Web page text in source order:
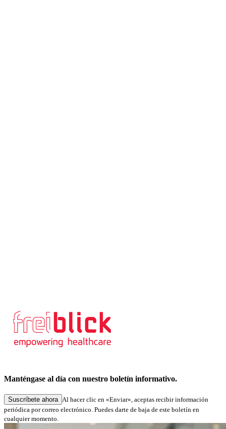
Más información
Manténgase al día con nuestro boletín informativo.
Suscríbete ahora Al hacer clic en «Enviar», aceptas recibir información
periódica por correo electrónico. Puedes darte de baja de este boletín en
cualquier momento.